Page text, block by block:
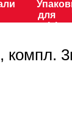
компл.